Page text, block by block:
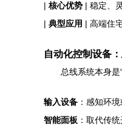
| 核心优势 | 稳定、
| 典型应用 | 高端住
自动化控制设备
总线系统本身
输入设备 ：感知环
智能面板 ：取代传